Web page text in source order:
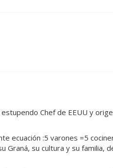
Chef de EEUU y
ecuación :5 varones =5
Graná, su cultura y su familia,